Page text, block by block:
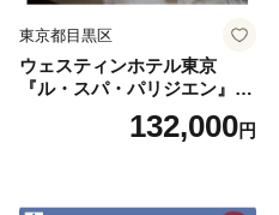
東京都目黒区
ウェスティンホテル東京
『ル・スパ・パリジエン』選
べるボディセラピー90分/1名
132,000円